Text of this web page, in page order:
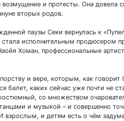
возмущение и протесты. Она довела
вторых родов.
паузы Секи вернулась к
стала исполнительным продюсером
Хоман, профессиональные
и вере, которым, как говорит
балет, каких сейчас уже почти не
со множеством
и музыкой – и совершенно
взрослым, и детям есть о чём